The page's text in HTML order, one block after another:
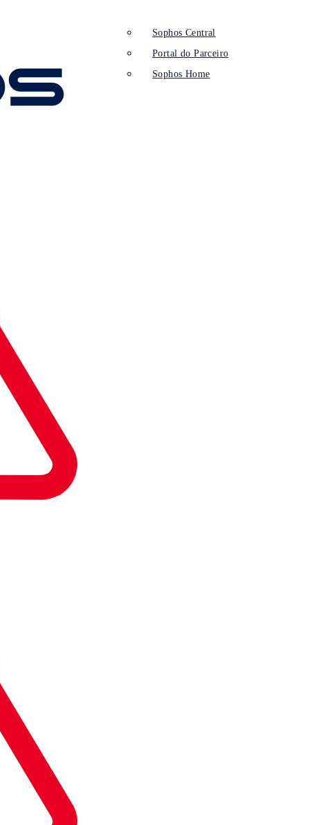
Sophos Central
Portal do Parceiro
Sophos Home